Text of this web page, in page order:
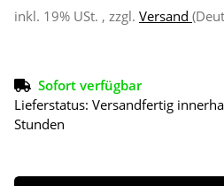
inkl. 19% USt. , zzgl. Versand
Sofort verfügbar
Lieferstatus: Versandfertig
Stunden